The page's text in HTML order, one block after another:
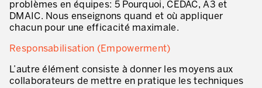
Lean dans les systèmes d’information
Lean dans les secteurs financiers
Nous formons, nous certifions …
MÉTIERS DE L’INDUSTRIE
problèmes en équipes: 5 Pourquoi, CEDAC, A3 et
DMAIC. Nous enseignons quand et où appliquer
chacun pour une efficacité maximale.
Responsabilisation (Empowerment)
L’autre élément consiste à donner les moyens aux
collaborateurs de mettre en pratique les techniques